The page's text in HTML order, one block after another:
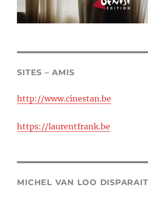
SITES – AMIS
http://www.cinestan.be
https://laurentfrank.be
MICHEL VAN LOO DISPARAIT